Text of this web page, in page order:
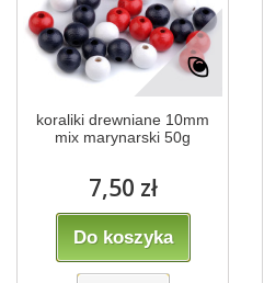
koraliki drewniane 10mm
mix marynarski 50g
7,50 zł
Do koszyka